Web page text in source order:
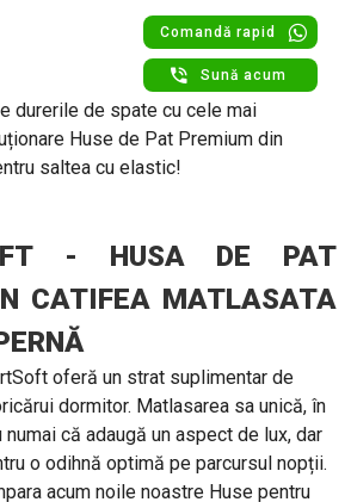
Comandă rapid
Sună acum
durerile de spate cu cele mai
Huse de Pat Premium din
saltea cu elastic!
- HUSA DE PAT
CATIFEA MATLASATA
oferă un strat suplimentar de
dormitor. Matlasarea sa unică, în
că adaugă un aspect de lux, dar
o odihnă optimă pe parcursul nopții.
acum noile noastre Huse pentru